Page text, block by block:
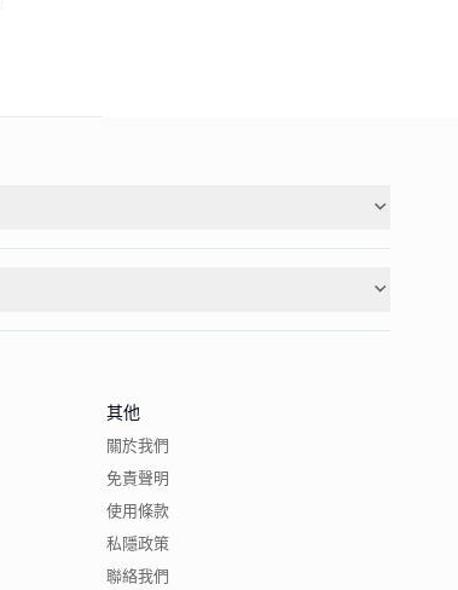
其他
關於我們
免責聲明
使用條款
私隱政策
聯絡我們